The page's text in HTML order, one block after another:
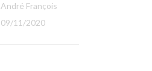
André François
09/11/2020